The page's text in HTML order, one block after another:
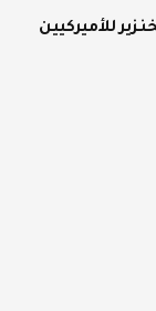
للأميركيين